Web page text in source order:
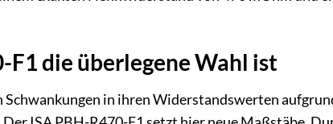
F1 die überlegene Wahl ist
in ihren Widerstandswerten